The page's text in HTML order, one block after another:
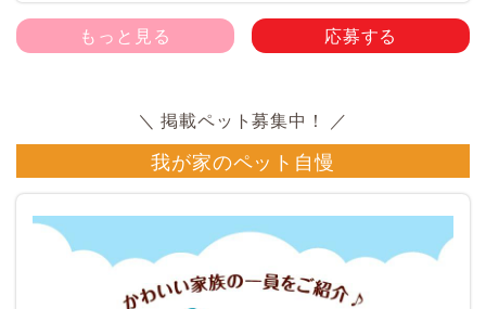
もっと見る 応募する
我が家のペット自慢